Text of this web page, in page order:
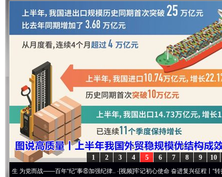
10
9
8
7
6
5
4
3
2
1
战——百年“纪”事⑧加强纪律..·[视频]牢记初心使命 奋进复兴征程丨“转折之城”激荡..
世界屋脊 天路回响 永